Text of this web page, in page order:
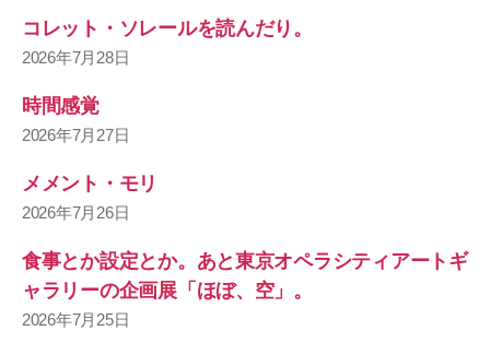
コレット・ソレールを読んだり。
2026年7月28日
時間感覚
2026年7月27日
メメント・モリ
2026年7月26日
食事とか設定とか。あと東京オペラシティアートギ
ャラリーの企画展「ほぼ、空」。
2026年7月25日